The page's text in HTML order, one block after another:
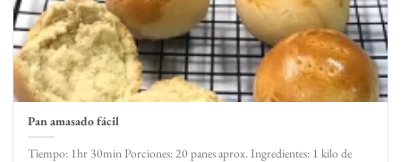
Pan amasado fácil
Tiempo: 1hr 30min Porciones: 20 panes aprox. Ingredientes: 1 kilo de